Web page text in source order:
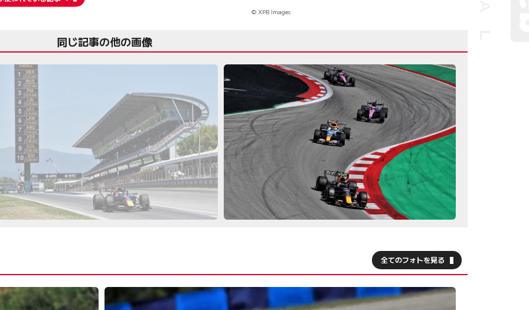
© XPB Images
同じ記事の他の画像
全てのフォトを見る